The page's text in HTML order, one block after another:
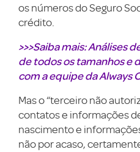
os números do Seguro
crédito.
>>>Saiba mais: Análises
de todos os tamanhos e
com a equipe da Always
Mas o “terceiro não
contatos e informações
nascimento e
não por acaso,